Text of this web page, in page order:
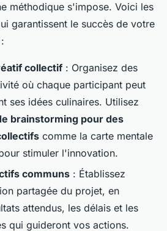
méthodique s'impose. Voici les
garantissent le succès de votre
collectif : Organisez des
où chaque participant peut
ses idées culinaires. Utilisez
brainstorming pour des
comme la carte mentale
stimuler l'innovation.
communs : Établissez
partagée du projet, en
attendus, les délais et les
qui guideront vos actions.